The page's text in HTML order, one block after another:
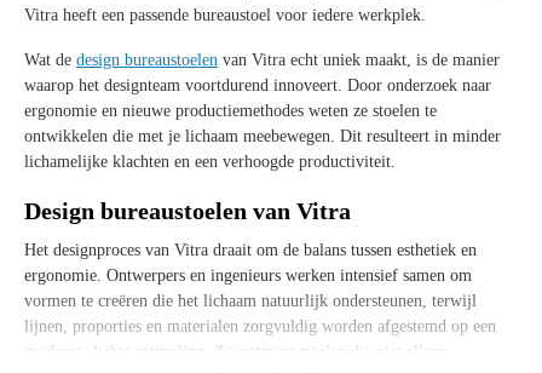
Vitra heeft een passende bureaustoel voor iedere werkplek.
Wat de design bureaustoelen van Vitra echt uniek maakt, is de manier
waarop het designteam voortdurend innoveert. Door onderzoek naar
ergonomie en nieuwe productiemethodes weten ze stoelen te
ontwikkelen die met je lichaam meebewegen. Dit resulteert in minder
lichamelijke klachten en een verhoogde productiviteit.
Design bureaustoelen van Vitra
Het designproces van Vitra draait om de balans tussen esthetiek en
ergonomie. Ontwerpers en ingenieurs werken intensief samen om
vormen te creëren die het lichaam natuurlijk ondersteunen, terwijl
lijnen, proporties en materialen zorgvuldig worden afgestemd op een
moderne, lichte uitstraling. Zo ontstaan stoelen die niet alleen